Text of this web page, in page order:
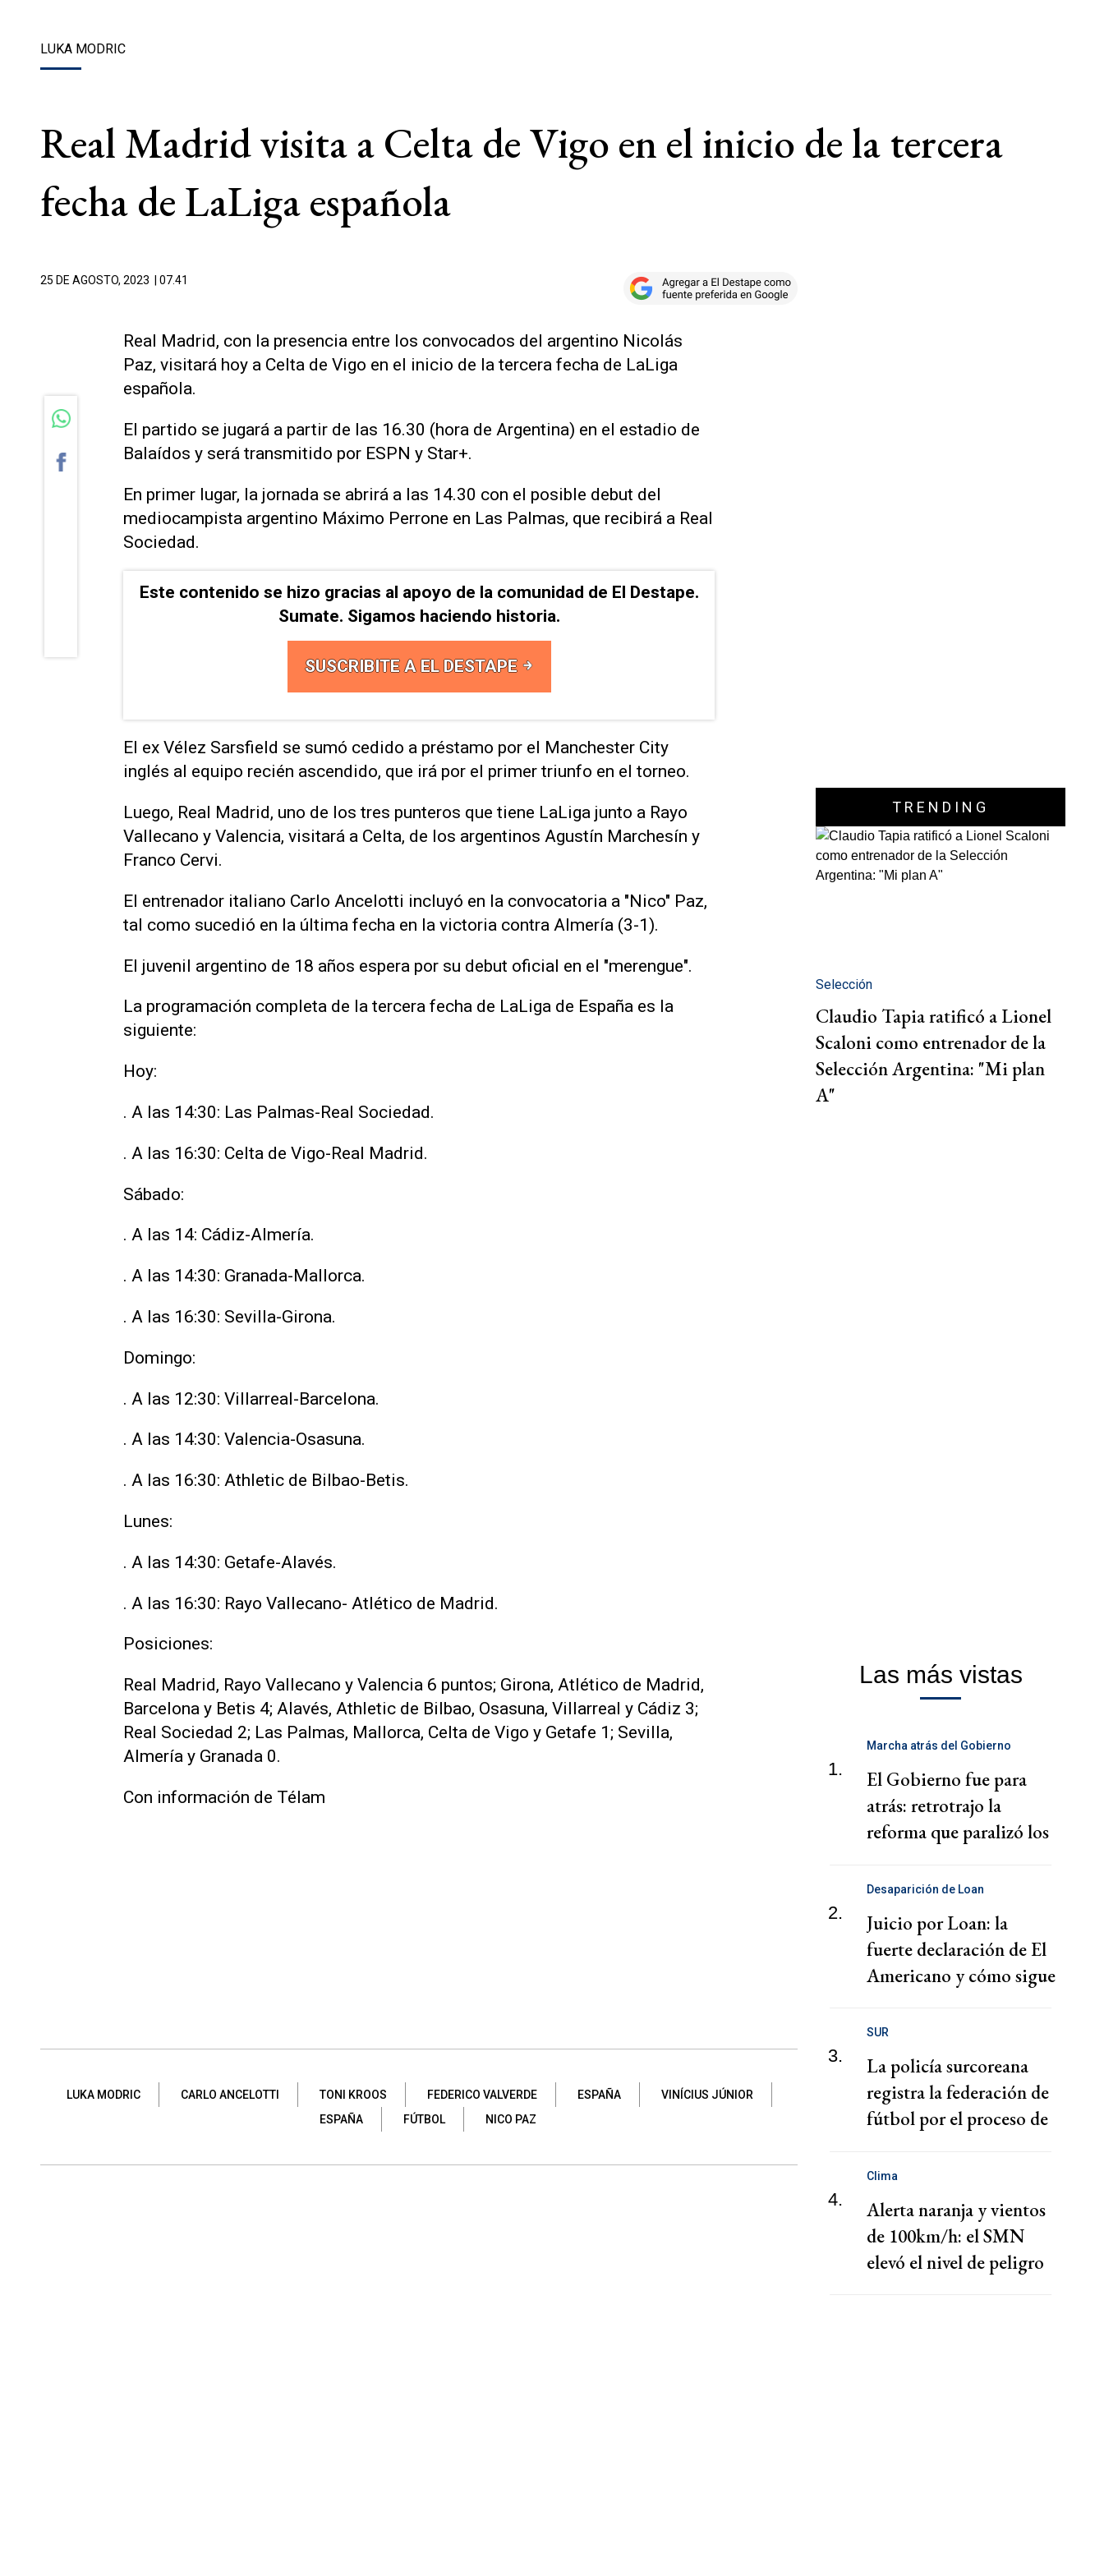
LUKA MODRIC
Real Madrid visita a Celta de Vigo en el inicio de la tercera
fecha de LaLiga española
25 DE AGOSTO, 2023 | 07.41
Real Madrid, con la presencia entre los convocados del argentino Nicolás
Paz, visitará hoy a Celta de Vigo en el inicio de la tercera fecha de LaLiga
española.
El partido se jugará a partir de las 16.30 (hora de Argentina) en el estadio de
Balaídos y será transmitido por ESPN y Star+.
En primer lugar, la jornada se abrirá a las 14.30 con el posible debut del
mediocampista argentino Máximo Perrone en Las Palmas, que recibirá a Real
Sociedad.
Este contenido se hizo gracias al apoyo de la comunidad de El Destape.
Sumate. Sigamos haciendo historia.
SUSCRIBITE A EL DESTAPE
El ex Vélez Sarsfield se sumó cedido a préstamo por el Manchester City
inglés al equipo recién ascendido, que irá por el primer triunfo en el torneo.
Luego, Real Madrid, uno de los tres punteros que tiene LaLiga junto a Rayo
Vallecano y Valencia, visitará a Celta, de los argentinos Agustín Marchesín y
Franco Cervi.
El entrenador italiano Carlo Ancelotti incluyó en la convocatoria a "Nico" Paz,
tal como sucedió en la última fecha en la victoria contra Almería (3-1).
El juvenil argentino de 18 años espera por su debut oficial en el "merengue".
La programación completa de la tercera fecha de LaLiga de España es la
siguiente:
Hoy:
. A las 14:30: Las Palmas-Real Sociedad.
. A las 16:30: Celta de Vigo-Real Madrid.
Sábado:
. A las 14: Cádiz-Almería.
. A las 14:30: Granada-Mallorca.
. A las 16:30: Sevilla-Girona.
Domingo:
. A las 12:30: Villarreal-Barcelona.
. A las 14:30: Valencia-Osasuna.
. A las 16:30: Athletic de Bilbao-Betis.
Lunes:
. A las 14:30: Getafe-Alavés.
. A las 16:30: Rayo Vallecano- Atlético de Madrid.
Posiciones:
Real Madrid, Rayo Vallecano y Valencia 6 puntos; Girona, Atlético de Madrid,
Barcelona y Betis 4; Alavés, Athletic de Bilbao, Osasuna, Villarreal y Cádiz 3;
Real Sociedad 2; Las Palmas, Mallorca, Celta de Vigo y Getafe 1; Sevilla,
Almería y Granada 0.
Con información de Télam
LUKA MODRIC CARLO ANCELOTTI TONI KROOS FEDERICO VALVERDE ESPAÑA
VINÍCIUS JÚNIOR
ESPAÑA
FÚTBOL NICO PAZ
TRENDING
Selección
Claudio Tapia ratificó a Lionel
Scaloni como entrenador de la
Selección Argentina: "Mi plan
A"
Las más vistas
1.
Marcha atrás del Gobierno
El Gobierno fue para
atrás: retrotrajo la
reforma que paralizó los
2.
Desaparición de Loan
Juicio por Loan: la
fuerte declaración de El
Americano y cómo sigue
3.
SUR
La policía surcoreana
registra la federación de
fútbol por el proceso de
4.
Clima
Alerta naranja y vientos
de 100km/h: el SMN
elevó el nivel de peligro